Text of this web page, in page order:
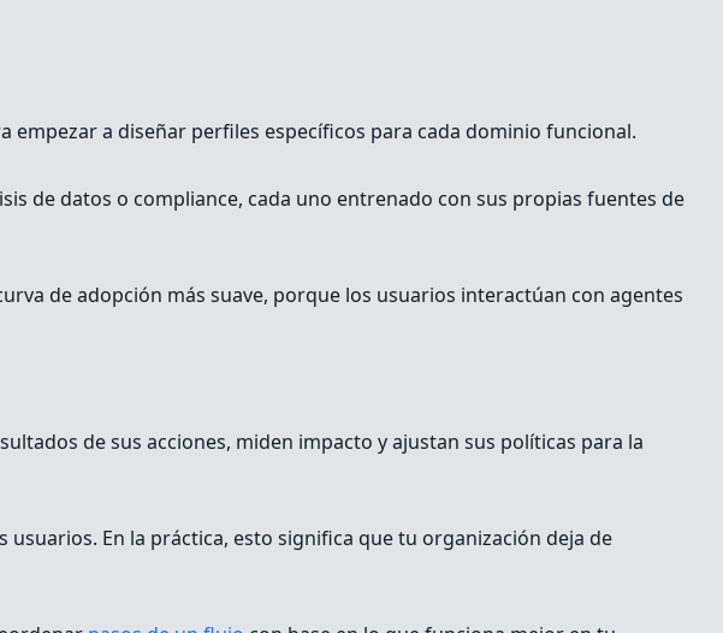
a diseñar perfiles específicos para cada dominio funcional.
de datos o compliance, cada uno entrenado con sus propias fuentes de
de adopción más suave, porque los usuarios interactúan con agentes
de sus acciones, miden impacto y ajustan sus políticas para la
En la práctica, esto significa que tu organización deja de